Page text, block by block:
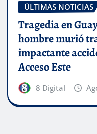
ÚLTIMAS NOTICIAS
Tragedia en
hombre murió
impactante
Acceso Este
8 Digital